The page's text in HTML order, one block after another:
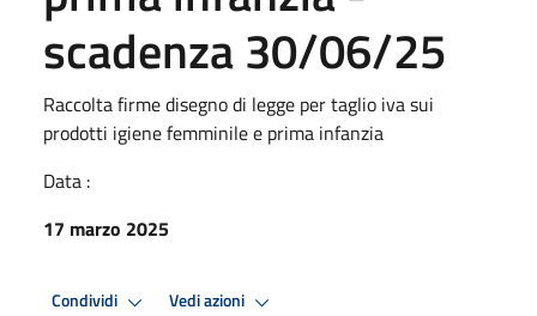
scadenza 30/06/25
Raccolta firme disegno di legge per taglio iva sui
prodotti igiene femminile e prima infanzia
Data :
17 marzo 2025
Condividi Vedi azioni